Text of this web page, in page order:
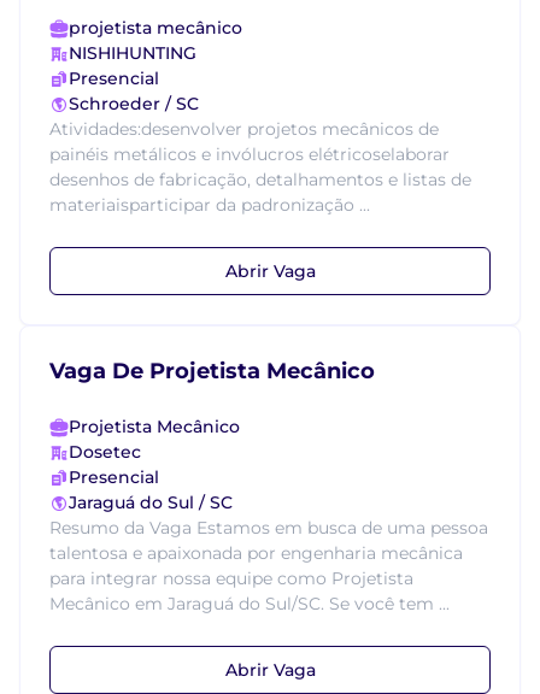
projetista mecânico
NISHIHUNTING
Presencial
Schroeder / SC
Atividades:desenvolver projetos mecânicos de
painéis metálicos e invólucros elétricoselaborar
desenhos de fabricação, detalhamentos e listas de
materiaisparticipar da padronização ...
Abrir Vaga
Vaga De Projetista Mecânico
Projetista Mecânico
Dosetec
Presencial
Jaraguá do Sul / SC
Resumo da Vaga Estamos em busca de uma pessoa
talentosa e apaixonada por engenharia mecânica
para integrar nossa equipe como Projetista
Mecânico em Jaraguá do Sul/SC. Se você tem ...
Abrir Vaga